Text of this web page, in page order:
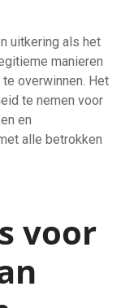
uitkering als het
manieren
overwinnen. Het
te nemen voor
en
alle betrokken
voor